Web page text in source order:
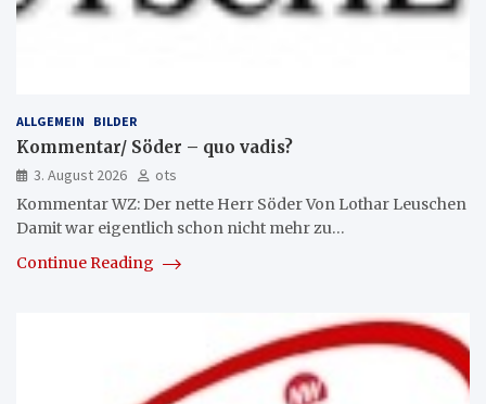
ALLGEMEIN BILDER
Kommentar/ Söder – quo vadis?
3. August 2026
ots
Kommentar WZ: Der nette Herr Söder Von Lothar Leuschen
Damit war eigentlich schon nicht mehr zu…
Continue Reading